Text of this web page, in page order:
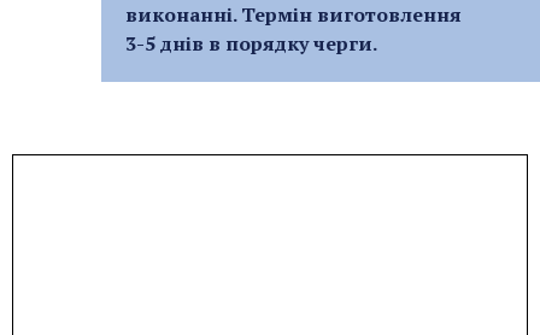
виконанні. Термін виготовлення
3-5 днів в порядку черги.